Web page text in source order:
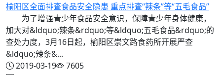
榆阳区全面排查食品安全隐患 重点排查“辣条”等“五毛食品”
为了增强青少年食品安全意识，保障青少年身体健康，
加大对&ldquo;辣条&rdquo;等&ldquo;五毛食品&rdquo;的
查处力度，3月16日起，榆阳区崇文路食药所开展严查
&ldquo;辣条&...
2019-03-19
7605